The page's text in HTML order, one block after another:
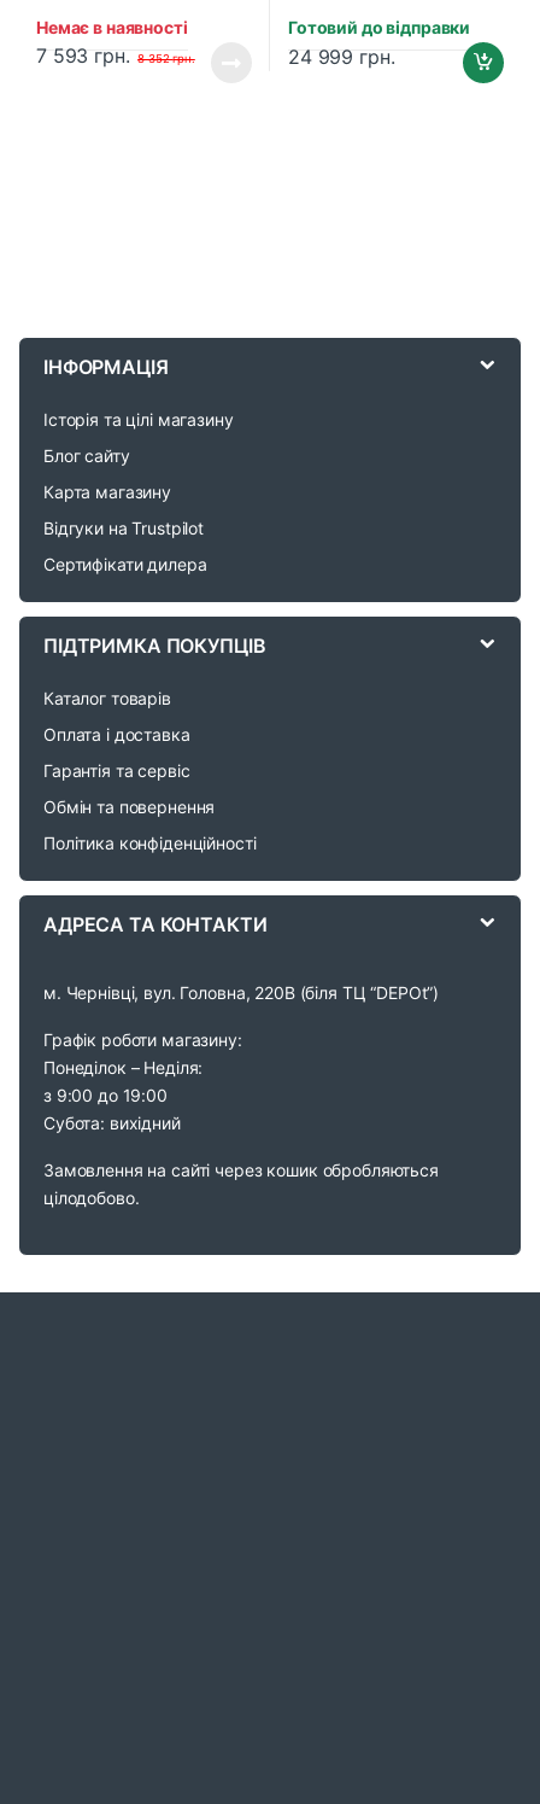
Немає в наявності
7 593 грн. 8 352грн.
Готовий до відправки
24 999 грн.
C
ІНФОРМАЦІЯ
Історія та цілі магазину
Блог сайту
Карта магазину
Відгуки на Trustpilot
Сертифікати дилера
ПІДТРИМКА ПОКУПЦІВ
Каталог товарів
Оплата і доставка
Гарантія та сервіс
Обмін та повернення
Політика конфіденційності
АДРЕСА ТА КОНТАКТИ
м. Чернівці, вул. Головна, 220В (біля ТЦ “DEPOt”)
Графік роботи магазину:
Понеділок – Неділя:
з 9:00 до 19:00
Субота: вихідний
Замовлення на сайті через кошик обробляються
цілодобово.